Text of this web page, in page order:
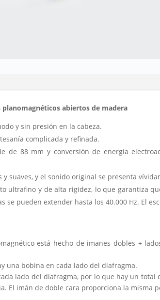
planomagnéticos abiertos de madera
y sin presión en la cabeza.
complicada y refinada.
de 88 mm y conversión de energía
y suaves, y el sonido original se presenta
ultrafino y de alta rigidez, lo que garantiza
se pueden extender hasta los 40.000 Hz. El
está hecho de imanes dobles +
una bobina en cada lado del diafragma.
lado del diafragma, por lo que hay un
El imán de doble cara proporciona la misma